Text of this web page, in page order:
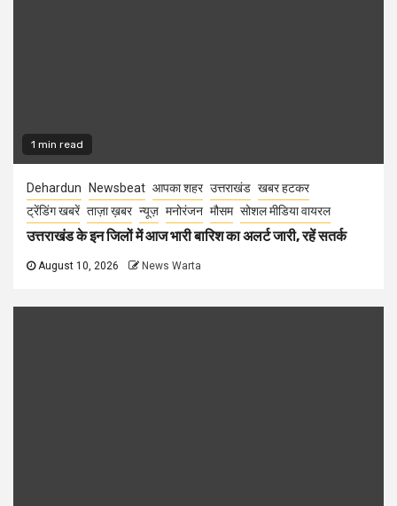
1 min read
Dehardun Newsbeat आपका शहर उत्तराखंड खबर हटकर
ट्रेंडिंग खबरें ताज़ा ख़बर न्यूज़ मनोरंजन मौसम सोशल मीडिया वायरल
उत्तराखंड के इन जिलों में आज भारी बारिश का अलर्ट जारी, रहें सतर्क
August 10, 2026 News Warta